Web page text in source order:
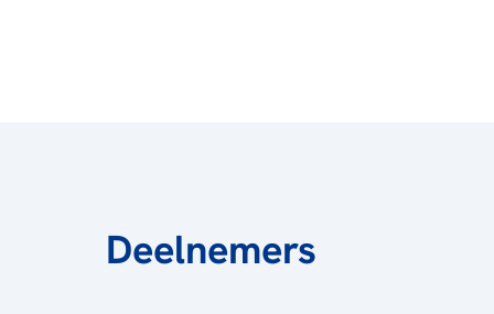
Deelnemers